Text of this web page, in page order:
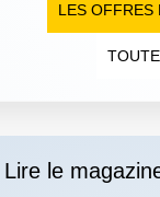
LES OFFRES
Lire le